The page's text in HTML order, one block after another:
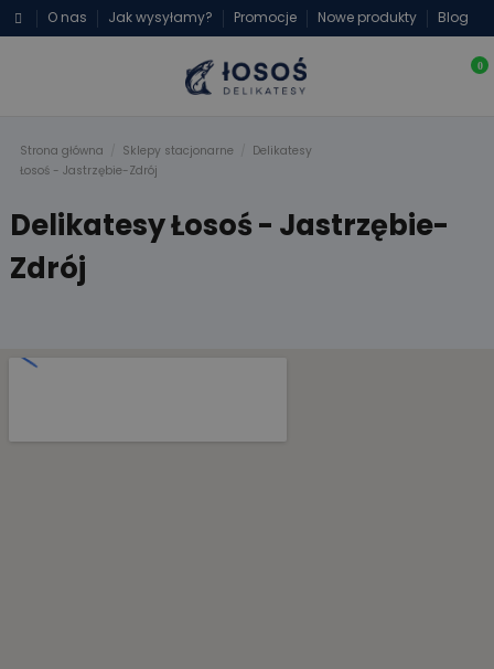
O nas Jak wysyłamy? Promocje Nowe produkty Blog
0
Strona główna Sklepy stacjonarne
Delikatesy
Łosoś - Jastrzębie-Zdrój
Delikatesy Łosoś - Jastrzębie-
Zdrój